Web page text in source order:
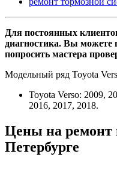
Для постоянных
диагностика. Вы можете
попросить мастера
Модельный ряд Toyota
Toyota Verso: 2009,
2016, 2017, 2018.
Цены на ремонт
Петербурге